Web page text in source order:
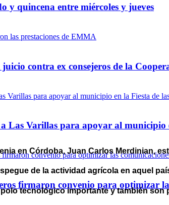
y quincena entre miércoles y jueves
contra ex consejeros de la
Las Varillas para apoyar al municipio
firmaron convenio para optimizar
en Córdoba, Juan Carlos Merdinian,
de la actividad agrícola en aquel
tecnológico importante y también